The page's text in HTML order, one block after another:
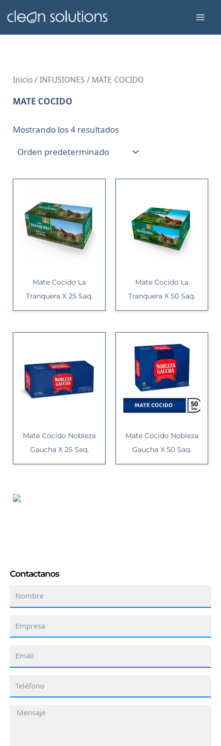
contenido
Inicio/INFUSIONES / MATE COCIDO
MATE COCIDO
Mostrando los 4 resultados
Mate Cocido La
Tranquera X 25 Saq.
Mate Cocido La
Tranquera X 50 Saq.
Mate Cocido Nobleza
Gaucha X 25 Saq.
Mate Cocido Nobleza
Gaucha X 50 Saq.
Contactanos
Nombre
Empresa
Email
Teléfono
Mensaje